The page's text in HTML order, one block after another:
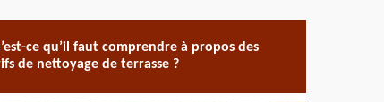
ce qu’il faut comprendre à propos des
de nettoyage de terrasse ?